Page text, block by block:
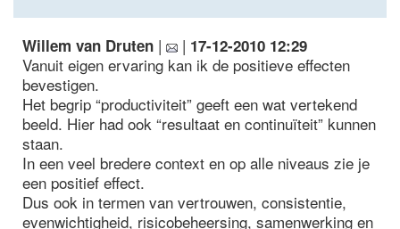
Willem van Druten | | 17-12-2010 12:29
Vanuit eigen ervaring kan ik de positieve effecten
bevestigen.
Het begrip “productiviteit” geeft een wat vertekend
beeld. Hier had ook “resultaat en continuïteit” kunnen
staan.
In een veel bredere context en op alle niveaus zie je
een positief effect.
Dus ook in termen van vertrouwen, consistentie,
evenwichtigheid, risicobeheersing, samenwerking en